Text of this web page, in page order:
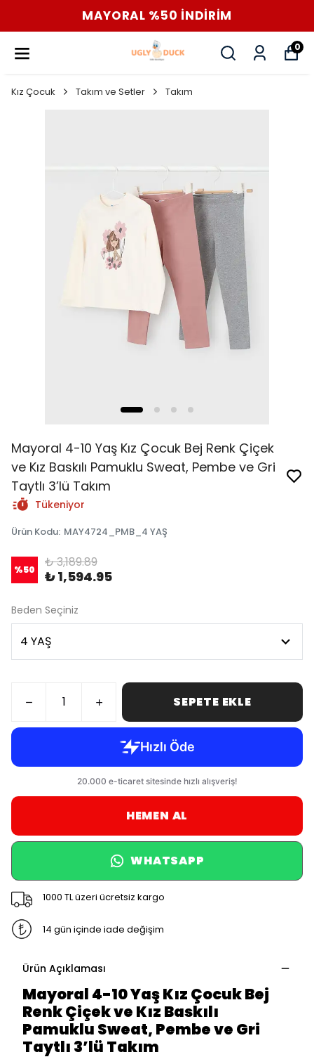
MAYORAL %50 İNDİRİM
0
Kız Çocuk Takım ve Setler Takım
Mayoral 4-10 Yaş Kız Çocuk Bej Renk Çiçek
ve Kız Baskılı Pamuklu Sweat, Pembe ve Gri
Taytlı 3’lü Takım
Tükeniyor
Ürün Kodu: MAY4724_PMB_4 YAŞ
%50 ₺ 3,189.89
₺ 1,594.95
Beden Seçiniz
SEPETE EKLE
HEMEN AL
WHATSAPP
1000 TL üzeri ücretsiz kargo
14 gün içinde iade değişim
Ürün Açıklaması
Mayoral 4-10 Yaş Kız Çocuk Bej
Renk Çiçek ve Kız Baskılı
Pamuklu Sweat, Pembe ve Gri
Taytlı 3’lü Takım